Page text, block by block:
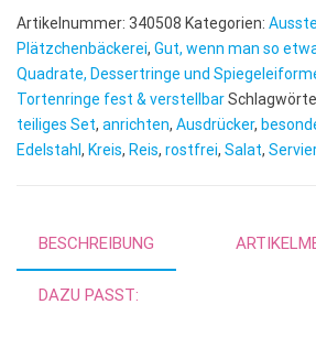
e
r
n
a
t
i
:
Artikelnummer: 340508 Kategorien:
Plätzchenbäckerei, Gut, wenn man so
Quadrate, Dessertringe und
Tortenringe fest & verstellbar
teiliges Set, anrichten, Ausdrücker,
Edelstahl, Kreis, Reis, rostfrei, Salat,
BESCHREIBUNG
DAZU PASST: